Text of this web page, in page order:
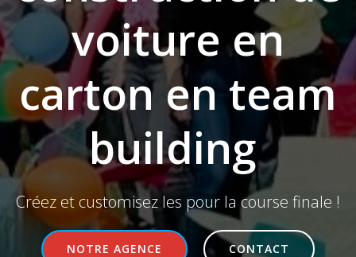
voiture en
carton en team
building
Créez et customisez les pour la course finale !
NOTRE AGENCE CONTACT